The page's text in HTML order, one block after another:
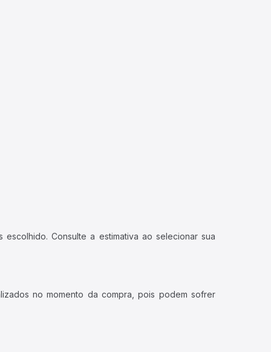
Consulte a estimativa ao selecionar sua
no momento da compra, pois podem sofrer